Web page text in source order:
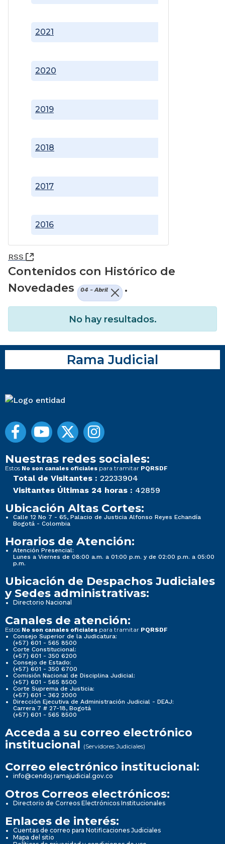
2016
2017
2018
2019
2020
2021
RSS (Abre una nueva ventana)
Contenidos con Histórico de
Novedades
04 - Abril .
No hay resultados.
Rama Judicial
Nuestras redes sociales:
Estos No son canales oficiales para tramitar PQRSDF
Total de Visitantes : 22233904
Visitantes Últimas 24 horas : 42859
Ubicación Altas Cortes:
Calle 12 No 7 - 65, Palacio de Justicia Alfonso Reyes Echandía
Bogotá - Colombia
Horarios de Atención:
Atención Presencial:
Lunes a Viernes de 08:00 a.m. a 01:00 p.m. y de 02:00 p.m. a 05:00
p.m.
Ubicación de Despachos Judiciales
y Sedes administrativas:
Directorio Nacional
Canales de atención:
Estos No son canales oficiales para tramitar PQRSDF
Consejo Superior de la Judicatura:
(+57) 601 - 565 8500
Corte Constitucional:
(+57) 601 - 350 6200
Consejo de Estado:
(+57) 601 - 350 6700
Comisión Nacional de Disciplina Judicial:
(+57) 601 - 565 8500
Corte Suprema de Justicia:
(+57) 601 - 362 2000
Dirección Ejecutiva de Administración Judicial - DEAJ:
Carrera 7 # 27-18, Bogotá
(+57) 601 - 565 8500
Acceda a su correo electrónico
institucional (Servidores Judiciales)
Correo electrónico institucional:
info@cendoj.ramajudicial.gov.co
Otros Correos electrónicos:
Directorio de Correos Electrónicos Institucionales
Enlaces de interés:
Cuentas de correo para Notificaciones Judiciales
Mapa del sitio